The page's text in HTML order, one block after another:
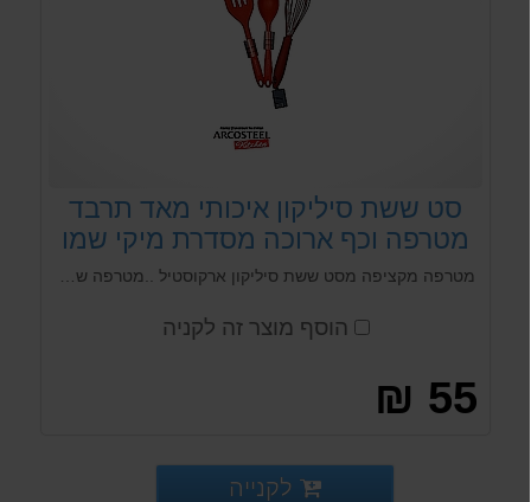
סט ששת סיליקון איכותי מאד תרבד
מטרפה וכף ארוכה מסדרת מיקי שמו
Arcosteel - אדום
מטרפה מקציפה מסט ששת סיליקון ארקוסטיל ..מטרפה שהיא גם מקציף ביצים או לכל דבר אחר מסיליקון איכותי סדרת מיקי שמו Arcosteel. מגיע במספר צבעים לבחירה!
הוסף מוצר זה לקניה
55 ₪
לקנייה